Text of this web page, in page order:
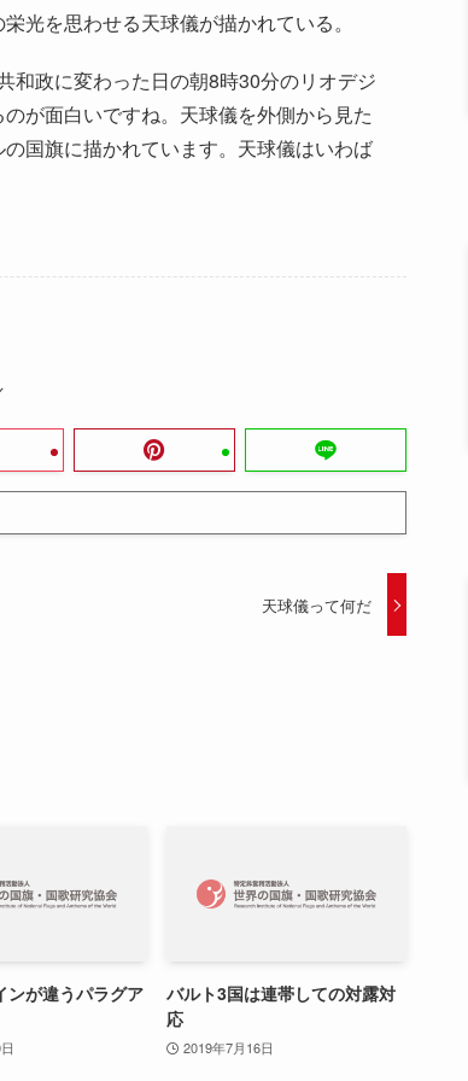
光を思わせる天球儀が描かれている。
和政に変わった日の朝8時30分のリオデジ
が面白いですね。天球儀を外側から見た
国旗に描かれています。天球儀はいわば
天球儀って何だ
ンが違うパラグア
バルト3国は連帯しての対露対
応
2019年7月16日